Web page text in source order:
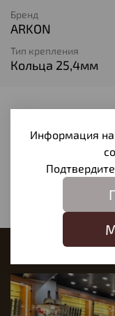
Бренд
ARKON
Тип крепления
Кольца 25,4мм
Отзывов еще
Написать отзыв
Информация на